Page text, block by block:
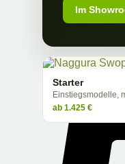
Im
Starter
Einstiegsmodelle,
ab 1.425 €